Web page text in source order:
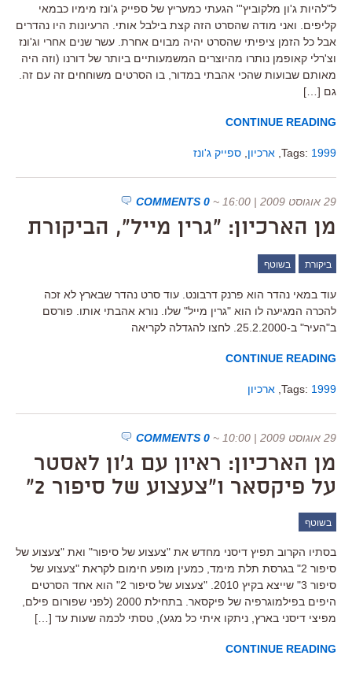
ל"להיות ג'ון מלקוביץ'" הגעתי כמעריץ של ספייק ג'ונז מימיו כבמאי
קליפים. ואני מודה שהסרט הזה קצת בילבל אותי. הרעיונות היו נהדרים
אבל כל הזמן ציפיתי שהסרט יהיה מבוים אחרת. עשר שנים אחרי וג'ונז
וצ'רלי קאופמן נותרו מהיוצרים המשמעותיים ביותר של דורנו (וזה היה
מאותם שבועות שהכי אהבתי במדור, בו הסרטים משוחחים זה עם זה.
גם […]
CONTINUE READING
Tags: 1999 ארכיון ספייק ג'ונז
29 אוגוסט 2009 | 16:00 ~
0 COMMENTS
מן הארכיון: "גרין מייל", הביקורת
ביקורת בשוטף
עוד במאי נהדר הוא פרנק דרבונט. עוד סרט נהדר שבארץ לא זכה
להכרה המגיעה לו הוא "גרין מייל" שלו. נורא אהבתי אותו. פורסם
ב"העיר" ב-25.2.2000. לחצו להגדלה לקריאה
CONTINUE READING
Tags: 1999 ארכיון
29 אוגוסט 2009 | 10:00 ~
0 COMMENTS
מן הארכיון: ראיון עם ג'ון לאסטר
על פיקסאר ו"צעצוע של סיפור 2"
בשוטף
בסתיו הקרוב תפיץ דיסני מחדש את "צעצוע של סיפור" ואת "צעצוע של
סיפור 2" בגרסת תלת מימד, כמעין מופע חימום לקראת "צעצוע של
סיפור 3" שייצא בקיץ 2010. "צעצוע של סיפור 2" הוא אחד הסרטים
היפים בפילמוגרפיה של פיקסאר. בתחילת 2000 (לפני שפורום פילם,
מפיצי דיסני בארץ, ניתקו איתי כל מגע), טסתי לכמה שעות עד […]
CONTINUE READING